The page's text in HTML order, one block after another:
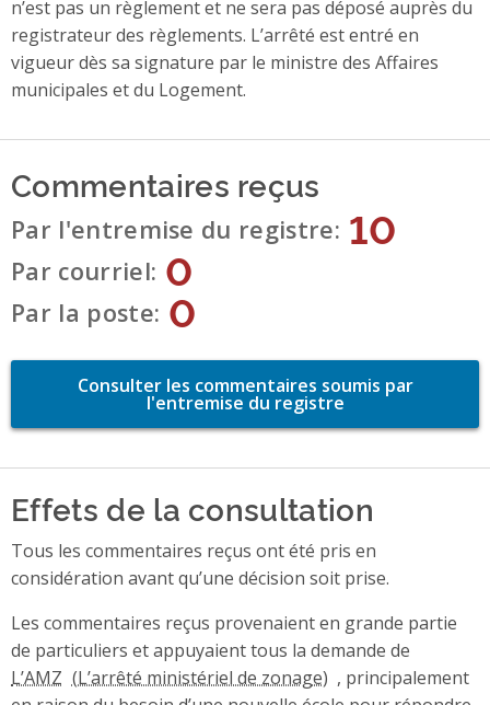
n’est pas un règlement et ne sera pas déposé auprès du
registrateur des règlements. L’arrêté est entré en
vigueur dès sa signature par le ministre des Affaires
municipales et du Logement.
Commentaires reçus
Par l'entremise du registre 10
Par courriel 0
Par la poste 0
Consulter les commentaires soumis par
l'entremise du registre
Effets de la consultation
Tous les commentaires reçus ont été pris en
considération avant qu’une décision soit prise.
Les commentaires reçus provenaient en grande partie
de particuliers et appuyaient tous la demande de
L’AMZ
, principalement